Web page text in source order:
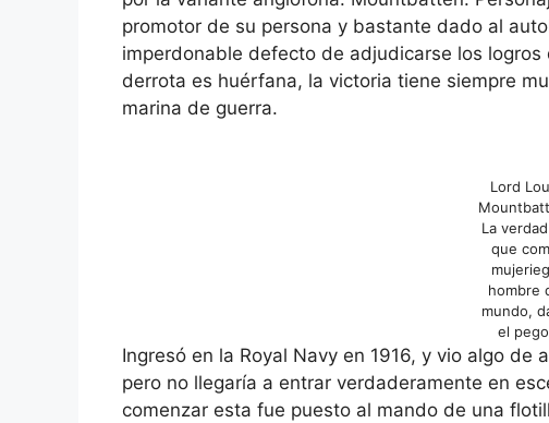
promotor de su persona y bastante dado al
imperdonable defecto de adjudicarse los
derrota es huérfana, la victoria tiene siempre
marina de guerra.
Lord
La
que
hombre
mundo,
el
Ingresó en la Royal Navy en 1916, y vio algo de
pero no llegaría a entrar verdaderamente en
comenzar esta fue puesto al mando de una